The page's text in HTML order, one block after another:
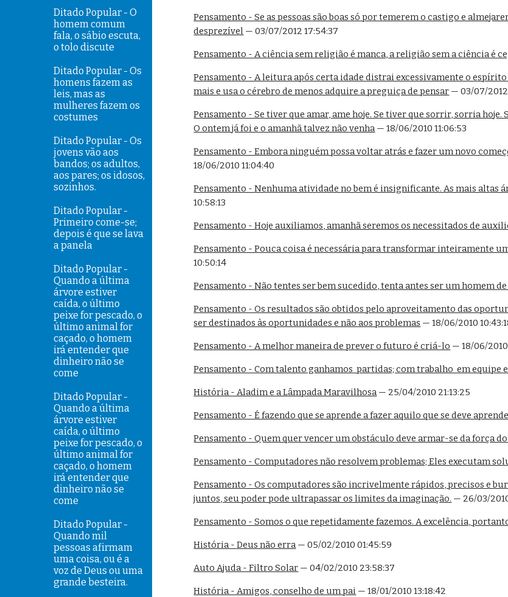
Ditado Popular - O
homem comum
fala, o sábio escuta,
o tolo discute
Ditado Popular - Os
homens fazem as
leis, mas as
mulheres fazem os
costumes
Ditado Popular - Os
jovens vão aos
bandos; os adultos,
aos pares; os idosos,
sozinhos.
Ditado Popular -
Primeiro come-se;
depois é que se lava
a panela
Ditado Popular -
Quando a última
árvore estiver
caída, o último
peixe for pescado, o
último animal for
caçado, o homem
irá entender que
dinheiro não se
come
Ditado Popular -
Quando a última
árvore estiver
caída, o último
peixe for pescado, o
último animal for
caçado, o homem
irá entender que
dinheiro não se
come
Ditado Popular -
Quando mil
pessoas afirmam
uma coisa, ou é a
voz de Deus ou uma
grande besteira.
Pensamento - Se as pessoas são boas só por temerem o castigo e
desprezível — 03/07/2012 17:54:37
Pensamento - A ciência sem religião é manca, a religião sem a ciência é
Pensamento - A leitura após certa idade distrai excessivamente o
mais e usa o cérebro de menos adquire a preguiça de pensar — 03/07/2012
Pensamento - Se tiver que amar, ame hoje. Se tiver que sorrir, sorria
O ontem já foi e o amanhã talvez não venha — 18/06/2010 11:06:53
Pensamento - Embora ninguém possa voltar atrás e fazer um novo
18/06/2010 11:04:40
Pensamento - Nenhuma atividade no bem é insignificante. As mais altas
10:58:13
Pensamento - Hoje auxiliamos, amanhã seremos os necessitados de
Pensamento - Pouca coisa é necessária para transformar inteiramente
10:50:14
Pensamento - Não tentes ser bem sucedido, tenta antes ser um homem
Pensamento - Os resultados são obtidos pelo aproveitamento das
ser destinados às oportunidades e não aos problemas — 18/06/2010
Pensamento - A melhor maneira de prever o futuro é criá-lo — 18/06/2010
Pensamento - Com talento ganhamos  partidas; com trabalho  em equipe
História - Aladim e a Lâmpada Maravilhosa — 25/04/2010 21:13:25
Pensamento - É fazendo que se aprende a fazer aquilo que se deve
Pensamento - Quem quer vencer um obstáculo deve armar-se da força
Pensamento - Computadores não resolvem problemas; Eles executam
Pensamento - Os computadores são incrivelmente rápidos, precisos e
juntos, seu poder pode ultrapassar os limites da imaginação. — 26/03/
Pensamento - Somos o que repetidamente fazemos. A excelência,
História - Deus não erra — 05/02/2010 01:45:59
Auto Ajuda - Filtro Solar — 04/02/2010 23:58:37
História - Amigos, conselho de um pai — 18/01/2010 13:18:42